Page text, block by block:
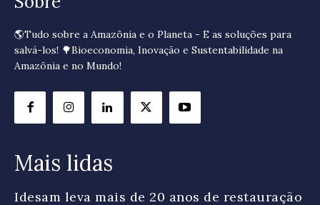
🌎Tudo sobre a Amazônia e o Planeta - E as soluções para
salvá-los! 🌳Bioeconomia, Inovação e Sustentabilidade na
Amazônia e no Mundo!
Mais lidas
Idesam leva mais de 20 anos de restauração